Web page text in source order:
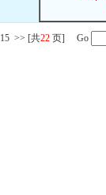
15 >> [共22 页] Go